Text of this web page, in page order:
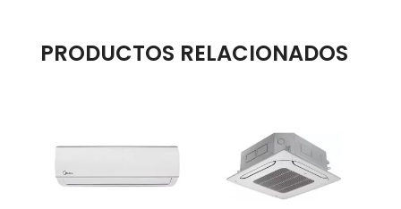
PRODUCTOS RELACIONADOS